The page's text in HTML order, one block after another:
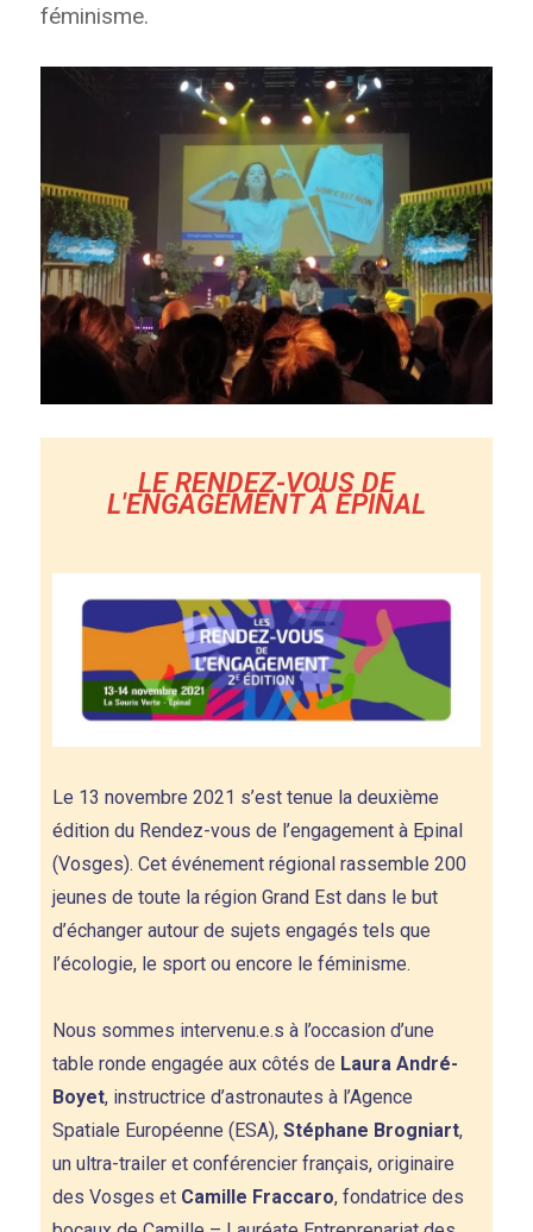
féminisme.
LE RENDEZ-VOUS DE
L'ENGAGEMENT À ÉPINAL
Le 13 novembre 2021 s’est tenue la deuxième
édition du Rendez-vous de l’engagement à Epinal
(Vosges). Cet événement régional rassemble 200
jeunes de toute la région Grand Est dans le but
d’échanger autour de sujets engagés tels que
l’écologie, le sport ou encore le féminisme.
Nous sommes intervenu.e.s à l’occasion d’une
table ronde engagée aux côtés de Laura André-
Boyet, instructrice d’astronautes à l’Agence
Spatiale Européenne (ESA),Stéphane Brogniart,
un ultra-trailer et conférencier français, originaire
des Vosges et Camille Fraccaro, fondatrice des